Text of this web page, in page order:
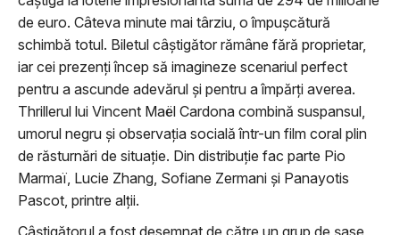
de euro. Câteva minute mai târziu, o împușcătură
schimbă totul. Biletul câștigător rămâne fără proprietar,
iar cei prezenți încep să imagineze scenariul perfect
pentru a ascunde adevărul și pentru a împărți averea.
Thrillerul lui Vincent Maël Cardona combină suspansul,
umorul negru și observația socială într-un film coral plin
de răsturnări de situație. Din distribuție fac parte Pio
Marmaï, Lucie Zhang, Sofiane Zermani și Panayotis
Pascot, printre alții.
Câștigătorul a fost desemnat de către un grup de șase